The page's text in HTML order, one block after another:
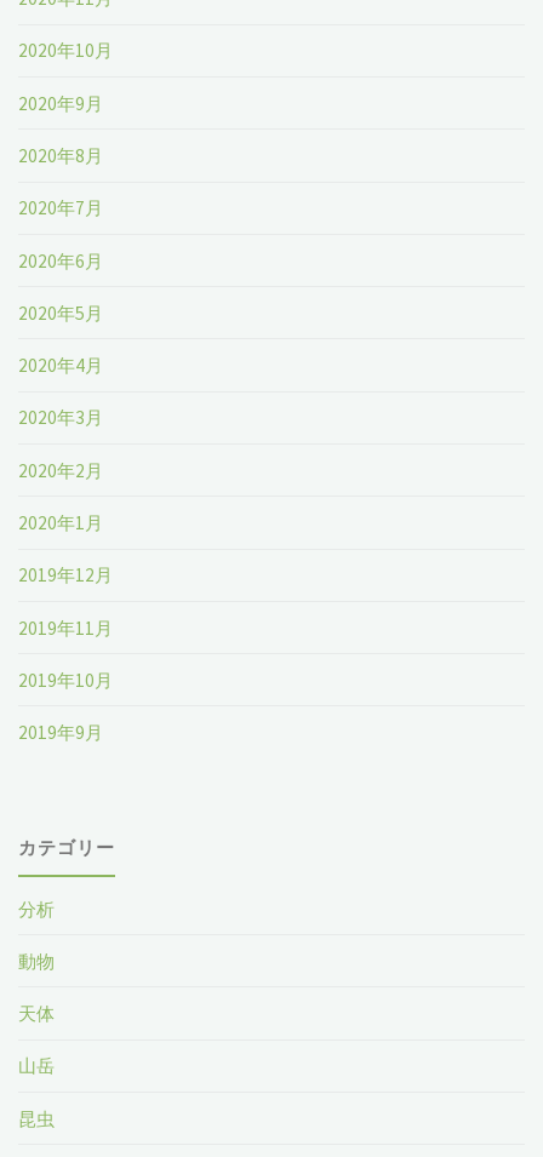
2020年10月
2020年9月
2020年8月
2020年7月
2020年6月
2020年5月
2020年4月
2020年3月
2020年2月
2020年1月
2019年12月
2019年11月
2019年10月
2019年9月
カテゴリー
分析
動物
天体
山岳
昆虫